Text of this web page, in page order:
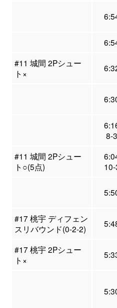
#11 城間 2Pシュー
ト×
8-3
#11 城間 2Pシュー
ト○(5点)
#17 桃宇 ディフェン
スリバウンド(0-2-2)
#17 桃宇 2Pシュー
ト×